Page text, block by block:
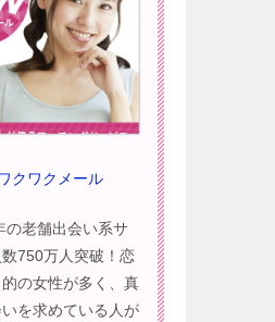
クワクメール
の老舗出会い系サ
750万人突破！恋
の女性が多く、真
を求めている人が